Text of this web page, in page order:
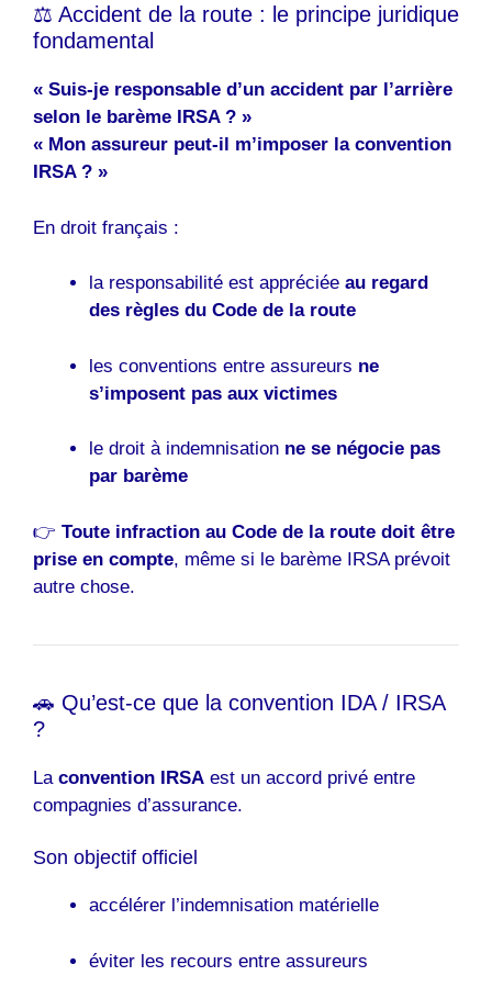
⚖️ Accident de la route : le principe juridique
fondamental
« Suis-je responsable d’un accident par l’arrière
selon le barème IRSA ? »
« Mon assureur peut-il m’imposer la convention
IRSA ? »
En droit français :
la responsabilité est appréciée au regard
des règles du Code de la route
les conventions entre assureurs ne
s’imposent pas aux victimes
le droit à indemnisation ne se négocie pas
par barème
👉 Toute infraction au Code de la route doit être
prise en compte, même si le barème IRSA prévoit
autre chose.
🚗 Qu’est-ce que la convention IDA / IRSA
?
La convention IRSA est un accord privé entre
compagnies d’assurance.
Son objectif officiel
accélérer l’indemnisation matérielle
éviter les recours entre assureurs